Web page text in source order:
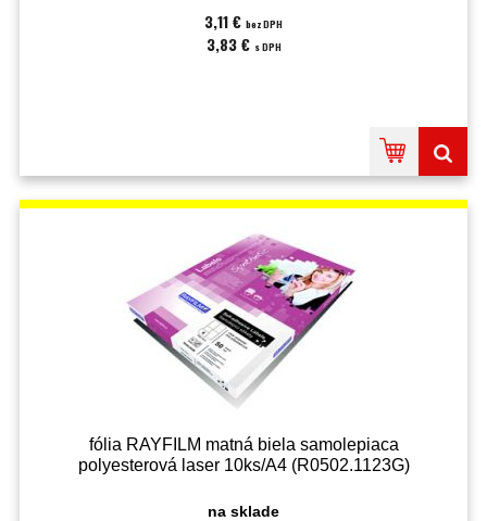
3,11 € bez DPH
3,83 € s DPH
fólia RAYFILM matná biela samolepiaca
polyesterová laser 10ks/A4 (R0502.1123G)
na sklade